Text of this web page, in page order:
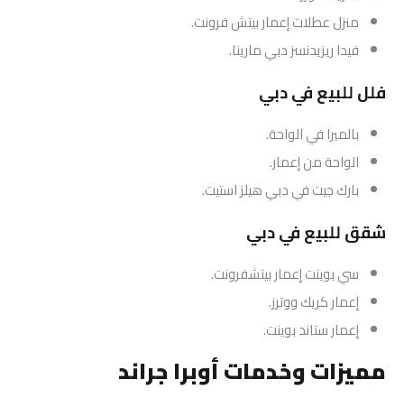
منزل عطلات إعمار بيتش فرونت.
فيدا ريزيدنسز دبي مارينا.
فلل للبيع في دبي
بالميرا في الواحة.
الواحة من إعمار.
بارك جيت في دبي هيلز استيت.
شقق للبيع في دبي
سي بوينت إعمار بيتشفرونت.
إعمار كريك ووترز.
إعمار ستاند بوينت.
مميزات وخدمات أوبرا جراند